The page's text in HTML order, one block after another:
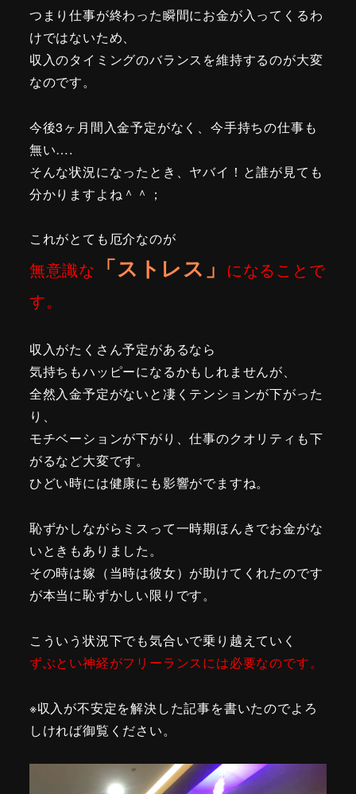
つまり仕事が終わった瞬間にお金が入ってくるわ
けではないため、
収入のタイミングのバランスを維持するのが大変
なのです。
今後3ヶ月間入金予定がなく、今手持ちの仕事も
無い….
そんな状況になったとき、ヤバイ！と誰が見ても
分かりますよね＾＾；
これがとても厄介なのが
無意識な 「ストレス」 になることで
す。
収入がたくさん予定があるなら
気持ちもハッピーになるかもしれませんが、
全然入金予定がないと凄くテンションが下がった
り、
モチベーションが下がり、仕事のクオリティも下
がるなど大変です。
ひどい時には健康にも影響がでますね。
恥ずかしながらミスって一時期ほんきでお金がな
いときもありました。
その時は嫁（当時は彼女）が助けてくれたのです
が本当に恥ずかしい限りです。
こういう状況下でも気合いで乗り越えていく
ずぶとい神経がフリーランスには必要なのです。
※収入が不安定を解決した記事を書いたのでよろ
しければ御覧ください。